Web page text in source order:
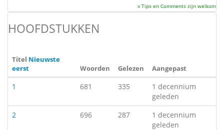
x Tips en Comments zijn welkom
HOOFDSTUKKEN
Titel Nieuwste
eerst
Woorden Gelezen Aangepast
1 681 335
1 decennium
geleden
2
696 287
1 decennium
geleden